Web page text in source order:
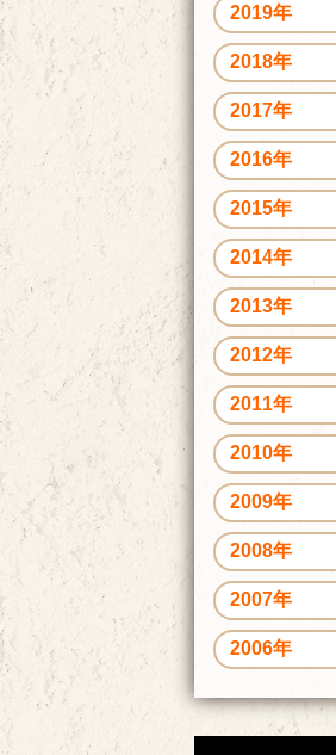
2019年
2018年
2017年
2016年
2015年
2014年
2013年
2012年
2011年
2010年
2009年
2008年
2007年
2006年